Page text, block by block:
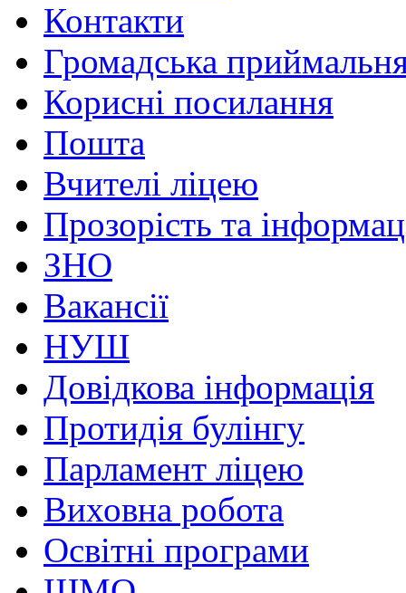
Контакти
Громадська
Корисні посилання
Пошта
Вчителі ліцею
Прозорість та
ЗНО
Вакансії
НУШ
Довідкова інформація
Протидія булінгу
Парламент ліцею
Виховна робота
Освітні програми